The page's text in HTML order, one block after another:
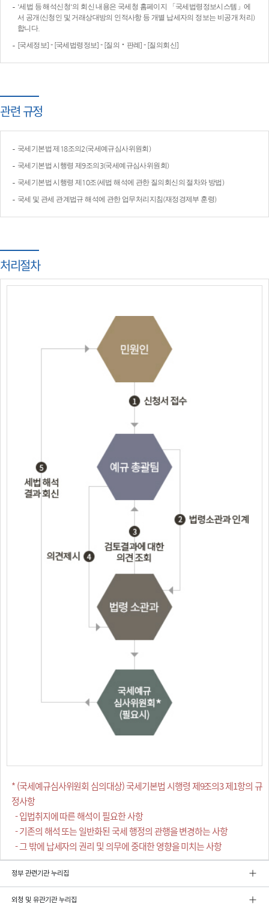
'세법 등 해석신청'의 회신 내용은 국세청 홈페이지 「국세법령정보시스템」에
서 공개(신청인 및 거래상대방의 인적사항 등 개별 납세자의 정보는 비공개 처리)
합니다.
[국세정보] - [국세법령정보] - [질의‧판례] - [질의회신]
관련 규정
국세기본법 제18조의2(국세예규심사위원회)
국세기본법 시행령 제9조의3(국세예규심사위원회)
국세기본법 시행령 제10조(세법 해석에 관한 질의회신의 절차와 방법)
국세 및 관세 관계법규 해석에 관한 업무처리지침(재정경제부 훈령)
처리절차
* (국세예규심사위원회 심의대상) 국세기본법 시행령 제9조의3 제1항의 규
정사항
- 입법취지에 따른 해석이 필요한 사항
- 기존의 해석 또는 일반화된 국세 행정의 관행을 변경하는 사항
- 그 밖에 납세자의 권리 및 의무에 중대한 영향을 미치는 사항
정부 관련기관 누리집
외청 및 유관기관 누리집